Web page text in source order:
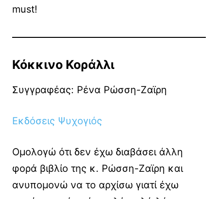
must!
Κόκκινο Κοράλλι
Συγγραφέας: Ρένα Ρώσση-Ζαϊρη
Εκδόσεις Ψυχογιός
Ομολογώ ότι δεν έχω διαβάσει άλλη
φορά βιβλίο της κ. Ρώσση-Ζαϊρη και
ανυπομονώ να το αρχίσω γιατί έχω